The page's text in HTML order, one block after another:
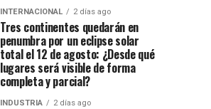
INTERNACIONAL 2 días ago
Tres continentes quedarán en
penumbra por un eclipse solar
total el 12 de agosto: ¿Desde qué
lugares será visible de forma
completa y parcial?
INDUSTRIA 2 días ago